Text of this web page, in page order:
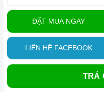
ĐẶT MUA NGAY
LIÊN HỆ FACEBOOK
TRẢ